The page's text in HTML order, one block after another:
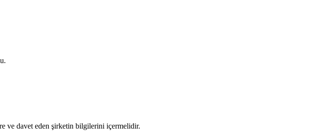
ve davet eden şirketin bilgilerini içermelidir.